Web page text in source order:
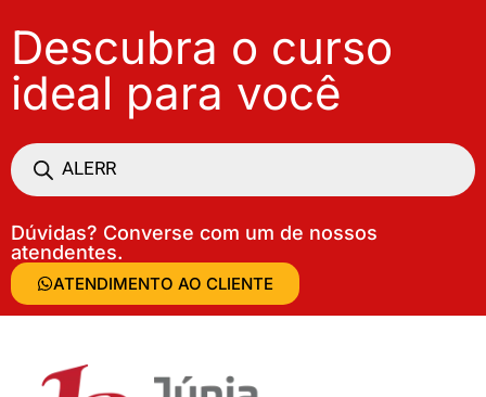
Descubra o curso
ideal para você
Dúvidas? Converse com um de nossos
atendentes.
ATENDIMENTO AO CLIENTE